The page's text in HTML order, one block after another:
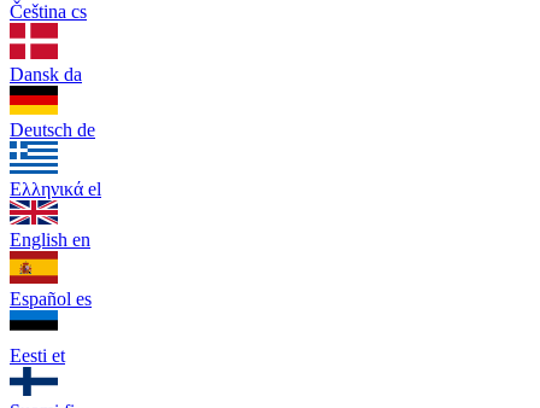
Čeština cs
Dansk da
Deutsch de
Ελληνικά el
English en
Español es
Eesti et